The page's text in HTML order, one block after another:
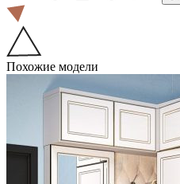
Похожие модели